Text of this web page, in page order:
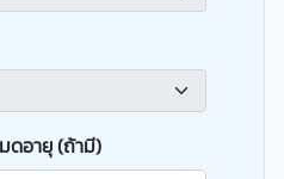
ดอายุ (ถ้ามี)